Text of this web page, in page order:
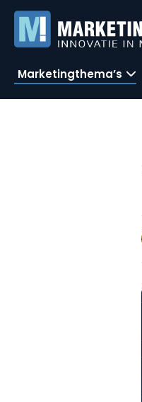
Marketingthema’s